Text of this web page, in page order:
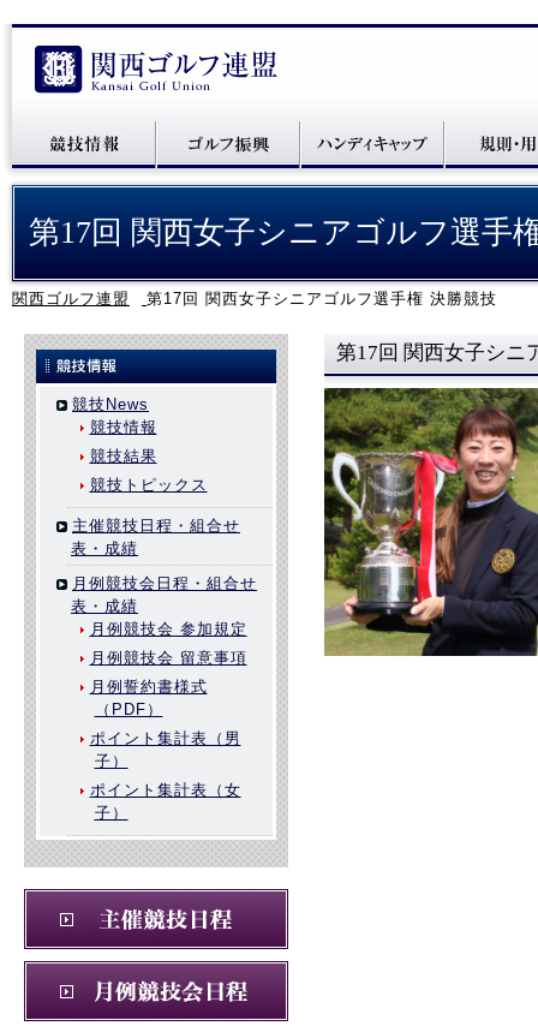
第17回 関西女子シニアゴルフ選手
関西ゴルフ連盟 第17回 関西女子シニアゴルフ選手権 決勝競技
第17回 関西女子シニ
競技News
競技情報
競技結果
競技トピックス
主催競技日程・組合せ
表・成績
月例競技会日程・組合せ
表・成績
月例競技会 参加規定
月例競技会 留意事項
月例誓約書様式
（PDF）
ポイント集計表（男
子）
ポイント集計表（女
子）